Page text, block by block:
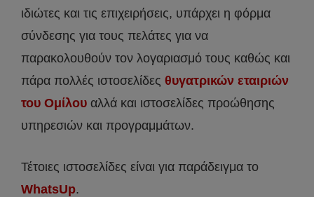
ιδιώτες και τις επιχειρήσεις, υπάρχει η φόρμα
σύνδεσης για τους πελάτες για να
παρακολουθούν τον λογαριασμό τους καθώς και
πάρα πολλές ιστοσελίδες θυγατρικών εταιριών
του Ομίλου αλλά και ιστοσελίδες προώθησης
υπηρεσιών και προγραμμάτων.
Τέτοιες ιστοσελίδες είναι για παράδειγμα το
WhatsUp.